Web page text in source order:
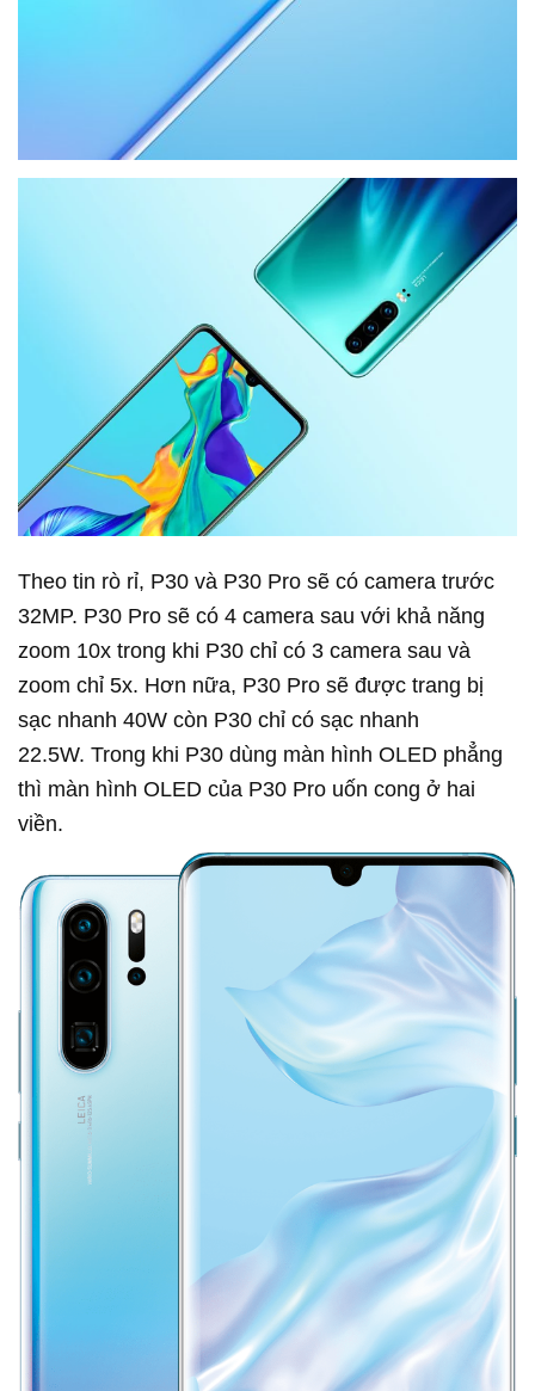
Theo tin rò rỉ, P30 và P30 Pro sẽ có camera trước
32MP. P30 Pro sẽ có 4 camera sau với khả năng
zoom 10x trong khi P30 chỉ có 3 camera sau và
zoom chỉ 5x. Hơn nữa, P30 Pro sẽ được trang bị
sạc nhanh 40W còn P30 chỉ có sạc nhanh
22.5W. Trong khi P30 dùng màn hình OLED phẳng
thì màn hình OLED của P30 Pro uốn cong ở hai
viền.